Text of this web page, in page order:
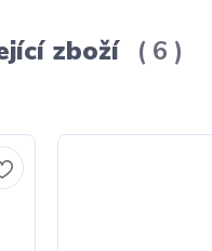
zboží 6